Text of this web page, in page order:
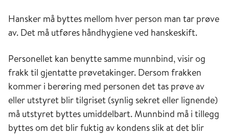
Hansker må byttes mellom hver person man tar prøve
av. Det må utføres håndhygiene ved hanskeskift.
Personellet kan benytte samme munnbind, visir og
frakk til gjentatte prøvetakinger. Dersom frakken
kommer i berøring med personen det tas prøve av
eller utstyret blir tilgriset (synlig sekret eller lignende)
må utstyret byttes umiddelbart. Munnbind må i tillegg
byttes om det blir fuktig av kondens slik at det blir